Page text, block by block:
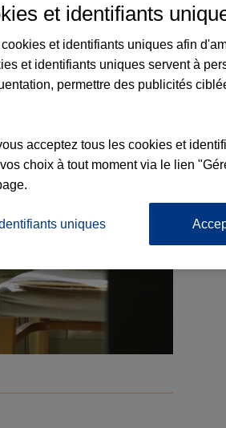
et identifiants
et identifiants uniques afin
et identifiants uniques servent à
permettre des publicités
acceptez tous les cookies et
choix à tout moment via le lien
uniques